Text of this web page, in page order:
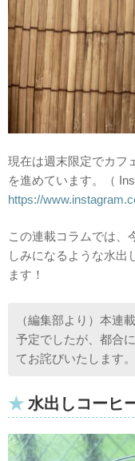
現在は週末限定でカフ
を進めています。（
https://
この連載コラムでは、
しみになるような水出
ます！
（編集部より）本連
予定でしたが、都合
てお詫びいたします
水出しコーヒ